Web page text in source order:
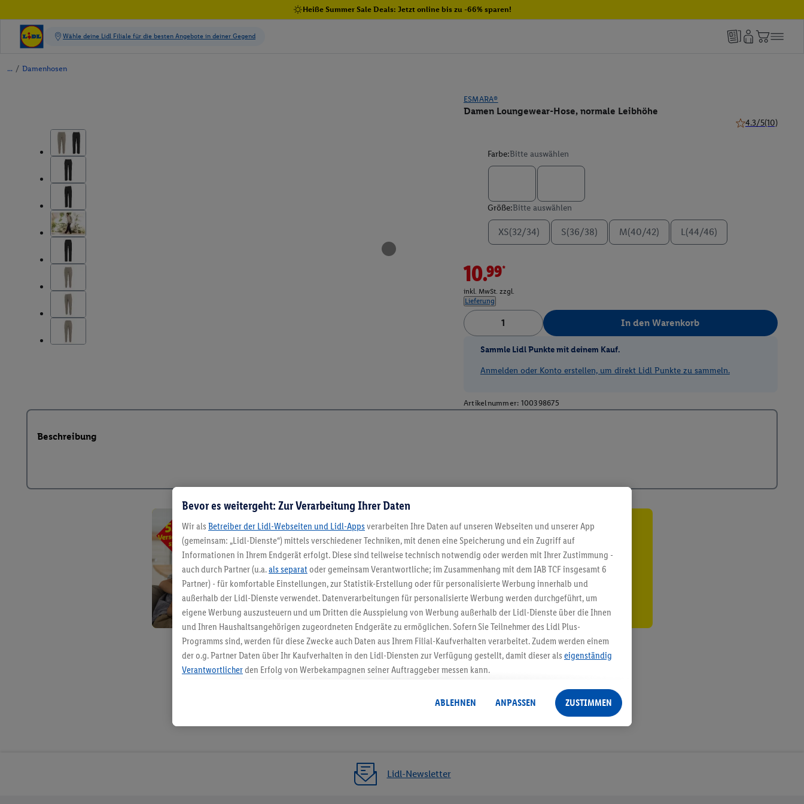
Heiße Summer Sale Deals: Jetzt online bis zu -66% sparen!
/ Damenhosen
ESMARA®
Damen Loungewear-Hose, normale Leibhöhe
4.3/5(10)
Farbe:Bitte auswählen
Größe:Bitte auswählen
XS(32/34) S(36/38) M(40/42) L(44/46)
10.99*
inkl. MwSt. zzgl.
Lieferung
In den Warenkorb
Sammle Lidl Punkte mit deinem Kauf.
Anmelden oder Konto erstellen, um direkt Lidl Punkte zu sammeln.
Artikelnummer: 100398675
Beschreibung
5.95 € Versand sparen³²ᵃ
Jetzt zum Newsletter anmelden
Gutschein sichern!
Lidl-Newsletter
Bevor es weitergeht: Zur Verarbeitung Ihrer Daten
Wir als Betreiber der Lidl-Webseiten und Lidl-Apps verarbeiten Ihre Daten auf unseren Webseiten und unserer App
(gemeinsam: „Lidl-Dienste“) mittels verschiedener Techniken, mit denen eine Speicherung und ein Zugriff auf
Informationen in Ihrem Endgerät erfolgt. Diese sind teilweise technisch notwendig oder werden mit Ihrer Zustimmung -
auch durch Partner (u.a.als separat oder gemeinsam Verantwortliche; im Zusammenhang mit dem IAB TCF insgesamt 6
Partner) - für komfortable Einstellungen, zur Statistik-Erstellung oder für personalisierte Werbung innerhalb und
außerhalb der Lidl-Dienste verwendet. Datenverarbeitungen für personalisierte Werbung werden durchgeführt, um
eigene Werbung auszusteuern und um Dritten die Ausspielung von Werbung außerhalb der Lidl-Dienste über die Ihnen
und Ihren Haushaltsangehörigen zugeordneten Endgeräte zu ermöglichen. Sofern Sie Teilnehmer des Lidl Plus-
Programms sind, werden für diese Zwecke auch Daten aus Ihrem Filial-Kaufverhalten verarbeitet. Zudem werden einem
der o.g. Partner Daten über Ihr Kaufverhalten in den Lidl-Diensten zur Verfügung gestellt, damit dieser als eigenständig
Verantwortlicherden Erfolg von Werbekampagnen seiner Auftraggeber messen kann.
angereicherten Profilen. Dies umfasst die Zusammenführung von Daten (z.B. über Ihre Nutzung der Lidl-Dienste, Ihr
Kaufverhalten in den Lidl-Diensten, Informationen aus Ihrem Kundenkonto - z.B. Alter oder Geschlecht - sowie Ihre
genauen Standortdaten) auch über verschiedene Endgeräte und Lidl-Dienste hinweg einschließlich dem Speichern von
Erfolgsmessung der Werbung, zur Zielgruppenforschung, zur Entwicklung von Angeboten sowie zur technischen
Sicherung und Optimierung dieser Werbeausspielungen.
ABLEHNEN ANPASSEN ZUSTIMMEN